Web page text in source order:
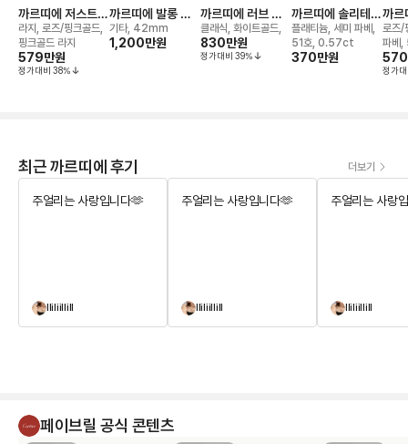
까르띠에 저스트
앵 끌루 이어링
라지, 로즈/핑크골드,
핑크골드 라지
579만원
정가대비 38%
까르띠에 발롱 블
루 드(42mm) 워
치
기타, 42mm
1,200만원
까르띠에 러브 브
레이슬릿
클래식, 화이트골드,
830만원
정가대비 39%
까르띠에 솔리테어
1895 링
플래티늄, 세미 파베,
51호, 0.57ct
370만원
까르
앵
로즈/
파베,
570
정가
최근 까르띠에 후기 더보기
주얼리는 사랑입니다🫶
lliliillill
주얼리는 사랑입니다🫶
lliliillill
주얼리는 사랑
lliliillill
페이브릴 공식 콘텐츠